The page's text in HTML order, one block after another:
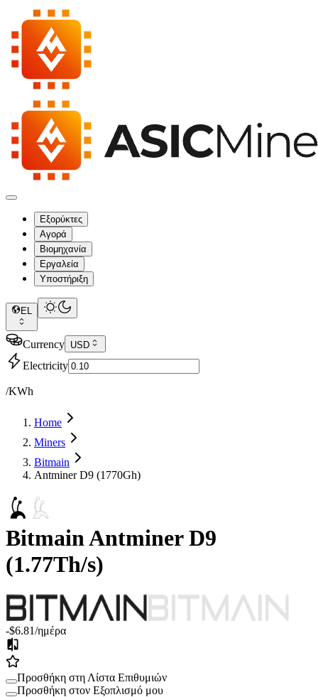
Εξορύκτες
Αγορά
Βιομηχανία
Εργαλεία
Υποστήριξη
EL
Currency USD
Electricity
/KWh
Home
Miners
Bitmain
Antminer D9 (1770Gh)
BitmainAntminer D9
(1.77Th/s)
-$6.81/ημέρα
Προσθήκη στη Λίστα Επιθυμιών
Προσθήκη στον Εξοπλισμό μου